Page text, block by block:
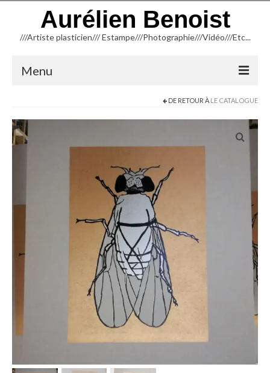
Aurélien Benoist
///Artiste plasticien/// Estampe///Photographie///Vidéo///Etc...
Menu
INFORMATIONS
TYPOGRAPHIE
TAILLE D’ÉPARGNE (Linogravure)
TAILLE DOUCE
MICRO-ÉDITION
PHOTOGRAPHIE
DE RETOUR À LE CATALOGUE